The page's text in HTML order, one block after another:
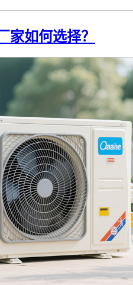
家如何选择？